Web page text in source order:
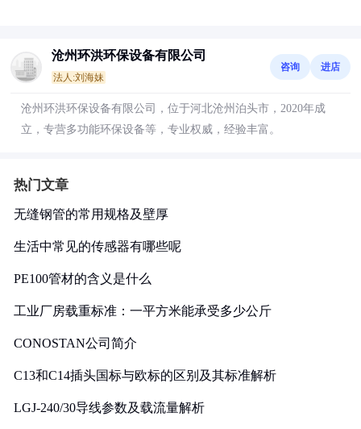
沧州环洪环保设备有限公司
法人:刘海妹
咨询 进店
沧州环洪环保设备有限公司，位于河北沧州泊头市，2020年成
立，专营多功能环保设备等，专业权威，经验丰富。
热门文章
无缝钢管的常用规格及壁厚
生活中常见的传感器有哪些呢
PE100管材的含义是什么
工业厂房载重标准：一平方米能承受多少公斤
CONOSTAN公司简介
C13和C14插头国标与欧标的区别及其标准解析
LGJ-240/30导线参数及载流量解析